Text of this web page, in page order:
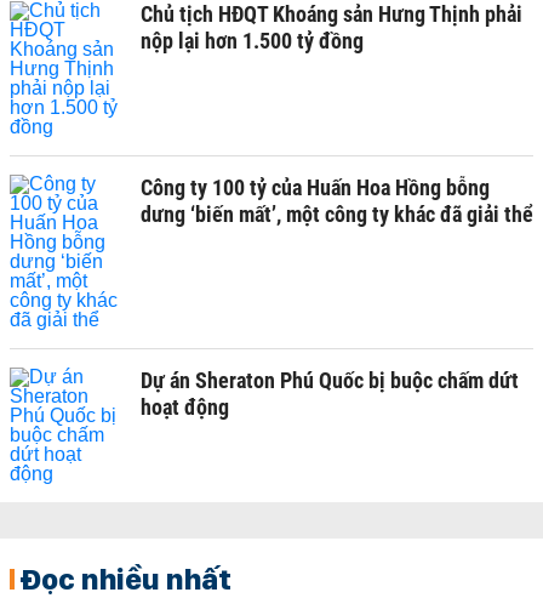
Chủ tịch HĐQT Khoáng sản Hưng Thịnh phải
nộp lại hơn 1.500 tỷ đồng
Công ty 100 tỷ của Huấn Hoa Hồng bỗng
dưng ‘biến mất’, một công ty khác đã giải thể
Dự án Sheraton Phú Quốc bị buộc chấm dứt
hoạt động
Đọc nhiều nhất